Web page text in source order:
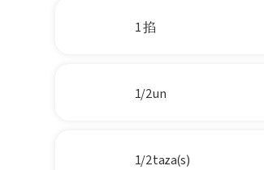
1 掐
1/2 un
1/2 taza(s)